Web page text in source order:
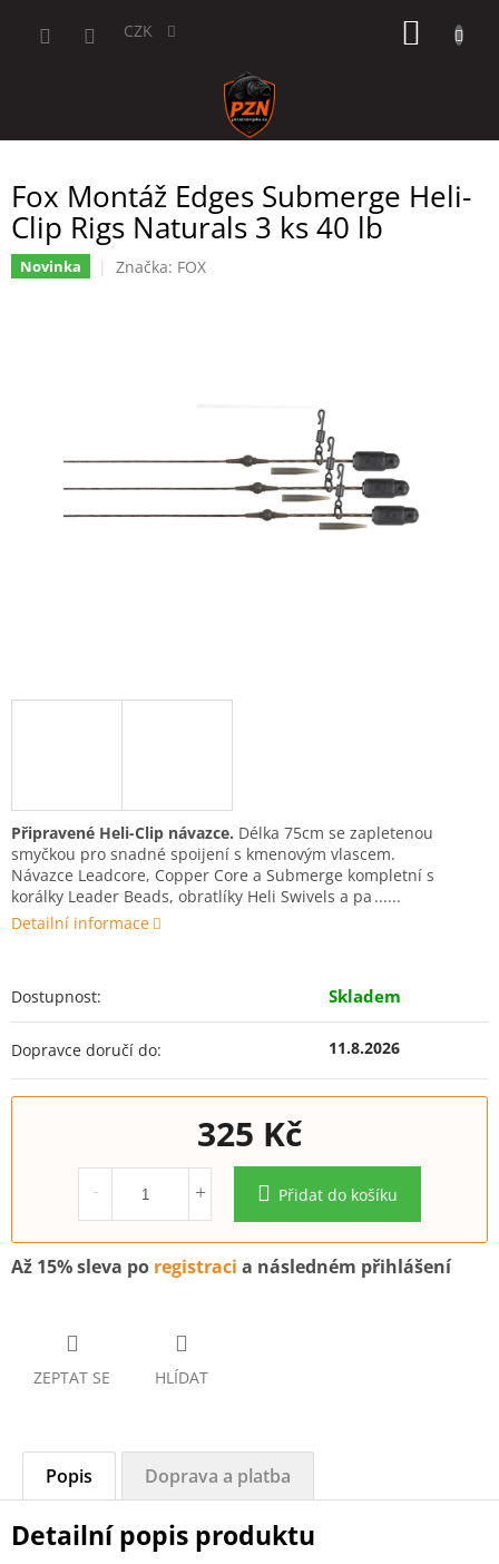
CZK
Fox Montáž Edges Submerge Heli-
Clip Rigs Naturals 3 ks 40 lb
Novinka Značka: FOX
Detailní informace
Dostupnost: Skladem
Dopravce doručí do: 11.8.2026
325 Kč
Přidat do košíku
Až 15% sleva po registraci a následném přihlášení
ZEPTAT SE HLÍDAT
Připravené Heli-Clip návazce. Délka 75cm se zapletenou
smyčkou pro snadné spoijení s kmenovým vlascem.
Návazce Leadcore, Copper Core a Submerge kompletní s
korálky Leader Beads, obratlíky Heli Swivels a pa
Popis Doprava a platba
Detailní popis produktu